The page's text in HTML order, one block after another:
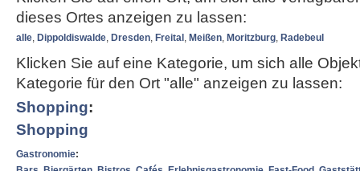
dieses Ortes anzeigen zu lassen:
alle, Dippoldiswalde, Dresden, Freital , Meißen, Moritzburg, Radebeul
Klicken Sie auf eine Kategorie, um sich alle
Kategorie für den Ort "alle" anzeigen zu lassen:
Shopping:
Shopping
Gastronomie: